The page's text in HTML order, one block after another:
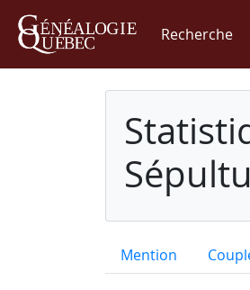
Recherche
Mention